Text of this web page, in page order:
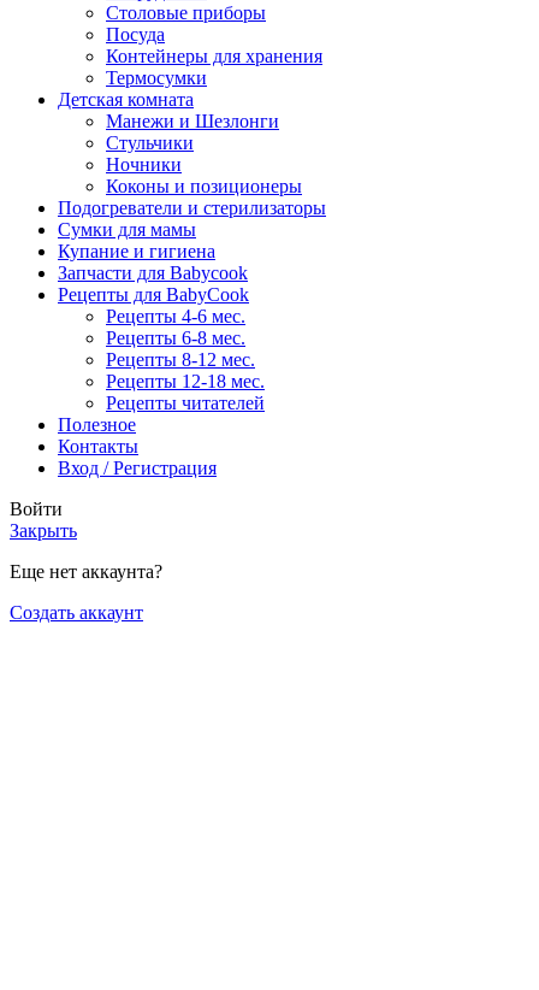
Столовые приборы
Посуда
Контейнеры для хранения
Термосумки
Детская комната
Манежи и Шезлонги
Стульчики
Ночники
Коконы и позиционеры
Подогреватели и стерилизаторы
Сумки для мамы
Купание и гигиена
Запчасти для Babycook
Рецепты для BabyCook
Рецепты 4-6 мес.
Рецепты 6-8 мес.
Рецепты 8-12 мес.
Рецепты 12-18 мес.
Рецепты читателей
Полезное
Контакты
Вход / Регистрация
Войти
Закрыть
Еще нет аккаунта?
Создать аккаунт